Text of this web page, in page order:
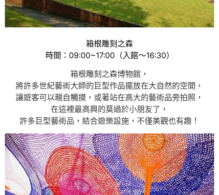
箱根雕刻之森
時間：09:00~17:00（入館～16:30）
箱根雕刻之森博物館，
將許多世紀藝術大師的巨型作品擺放在大自然的空間，
讓遊客可以親自觸摸，或著站在高大的藝術品旁拍照，
在這裡最高興的莫過於小朋友了，
許多巨型藝術品，結合遊樂設施，不僅美觀也有趣！